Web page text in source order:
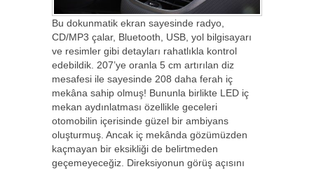
Bu dokunmatik ekran sayesinde radyo,
CD/MP3 çalar, Bluetooth, USB, yol bilgisayarı
ve resimler gibi detayları rahatlıkla kontrol
edebildik. 207’ye oranla 5 cm artırılan diz
mesafesi ile sayesinde 208 daha ferah iç
mekâna sahip olmuş! Bununla birlikte LED iç
mekan aydınlatması özellikle geceleri
otomobilin içerisinde güzel bir ambiyans
oluşturmuş. Ancak iç mekânda gözümüzden
kaçmayan bir eksikliği de belirtmeden
geçemeyeceğiz. Direksiyonun görüş açısını